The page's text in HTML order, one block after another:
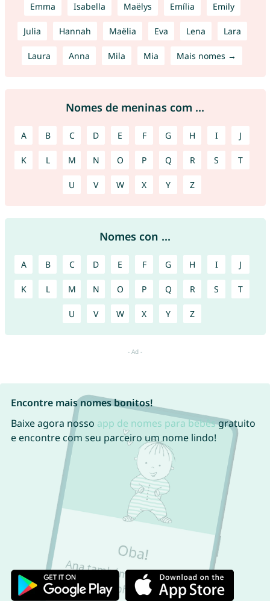
Emma Isabella Maëlys Emília Emily
Julia Hannah Maëlia Eva Lena Lara
Laura Anna Mila Mia Mais nomes →
Nomes de meninas com ...
A B C D E F G H I J
K L M N O P Q R S T
U V W X Y Z
Nomes con ...
A B C D E F G H I J
K L M N O P Q R S T
U V W X Y Z
Encontre mais nomes bonitos!
Baixe agora nosso app de nomes para bebêsgratuito
e encontre com seu parceiro um nome lindo!